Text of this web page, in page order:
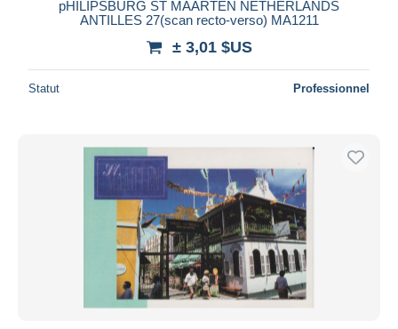
pHILIPSBURG ST MAARTEN NETHERLANDS
ANTILLES 27(scan recto-verso) MA1211
± 3,01 $US
Statut Professionnel